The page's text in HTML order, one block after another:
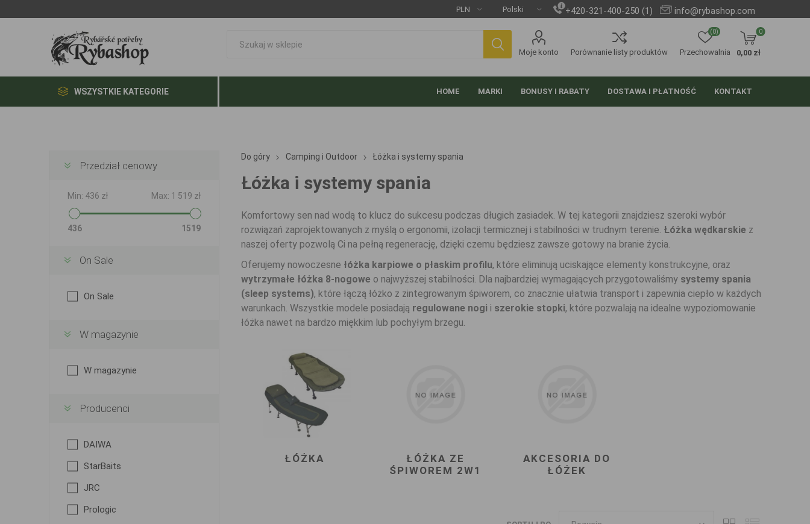
+420-321-400-250 (1) info@rybashop.com
Moje konto Porównanie listy produktów Przechowalnia
(0) 0
0,00 zł
WSZYSTKIE KATEGORIE HOME MARKI BONUSY I RABATY DOSTAWA I PŁATNOŚĆ KONTAKT
Do góry Camping i Outdoor Łóżka i systemy spania
Łóżka i systemy spania
Komfortowy sen nad wodą to klucz do sukcesu podczas długich zasiadek. W tej kategorii znajdziesz szeroki wybór
rozwiązań zaprojektowanych z myślą o ergonomii, izolacji termicznej i stabilności w trudnym terenie. Łóżka wędkarskie z
naszej oferty pozwolą Ci na pełną regenerację, dzięki czemu będziesz zawsze gotowy na branie życia.
Oferujemy nowoczesne łóżka karpiowe o płaskim profilu, które eliminują uciskające elementy konstrukcyjne, oraz
wytrzymałe łóżka 8-nogowe o najwyższej stabilności. Dla najbardziej wymagających przygotowaliśmy systemy spania
(sleep systems), które łączą łóżko z zintegrowanym śpiworem, co znacznie ułatwia transport i zapewnia ciepło w każdych
warunkach. Wszystkie modele posiadają regulowane nogi i szerokie stopki, które pozwalają na idealne wypoziomowanie
łóżka nawet na bardzo miękkim lub pochyłym brzegu.
ŁÓŻKA
ŁÓŻKA ZE
ŚPIWOREM 2W1
AKCESORIA DO
ŁÓŻEK
Przedział cenowy
Min: 436 zł Max: 1 519 zł
436 1519
On Sale
On Sale
W magazynie
W magazynie
Producenci
DAIWA
StarBaits
JRC
Prologic